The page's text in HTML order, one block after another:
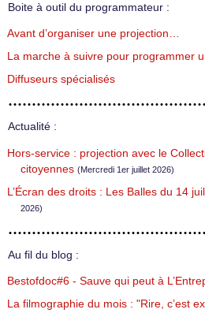
Boite à outil du programmateur :
Avant d’organiser une projection…
La marche à suivre pour programmer
Diffuseurs spécialisés
Actualité :
Hors-service : projection avec le
citoyennes (Mercredi 1er juillet 2026)
L’Écran des droits : Les Balles du 14
2026)
Au fil du blog :
Bestofdoc#6 - Sauve qui peut à
La filmographie du mois : "Rire, c’est